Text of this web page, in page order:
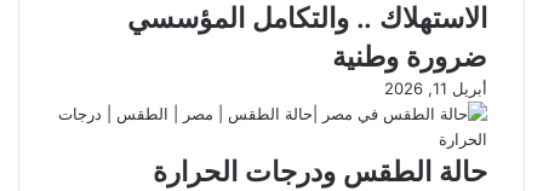
الاستهلاك .. والتكامل المؤسسي
ضرورة وطنية
أبريل 11, 2026
حالة الطقس ودرجات الحرارة